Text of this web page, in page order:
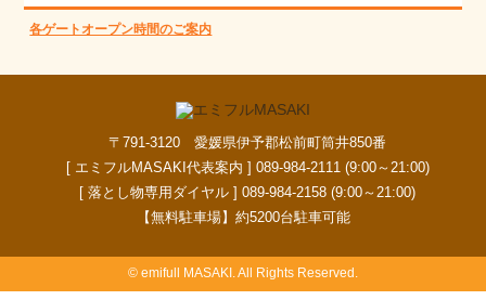
各ゲートオープン時間のご案内
〒791-3120 愛媛県伊予郡松前町筒井850番
[ エミフルMASAKI代表案内 ] 089-984-2111 (9:00～21:00)
[ 落とし物専用ダイヤル ] 089-984-2158 (9:00～21:00)
【無料駐車場】約5200台駐車可能
© emifull MASAKI. All Rights Reserved.